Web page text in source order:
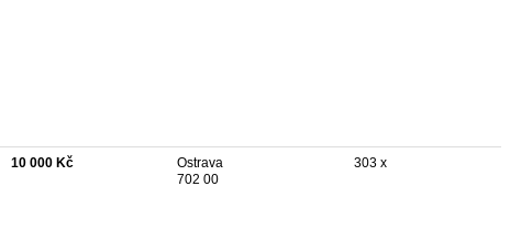
10 000 Kč
Ostrava
702 00
303 x